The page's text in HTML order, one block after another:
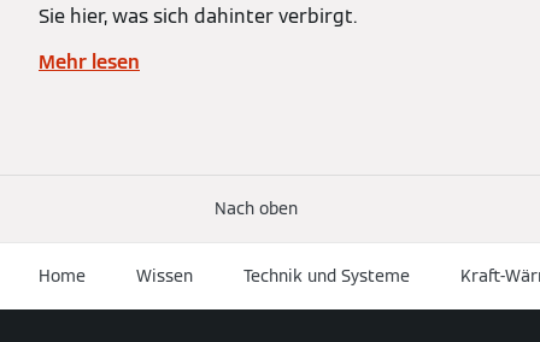
Sie hier, was sich dahinter verbirgt.
Mehr lesen
Nach oben
Home Wissen Technik und Systeme Kraft-